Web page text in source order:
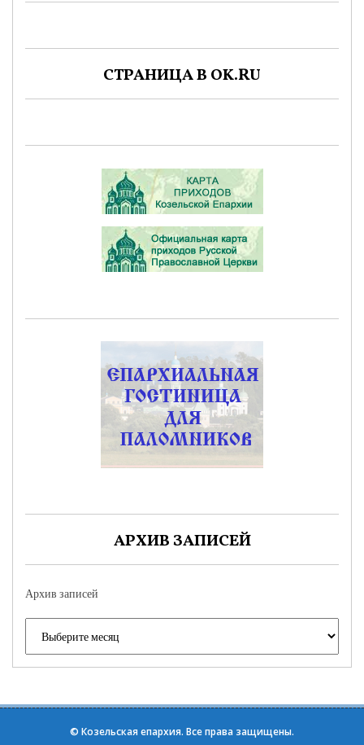
СТРАНИЦА В OK.RU
АРХИВ ЗАПИСЕЙ
Архив записей
© Козельская епархия. Все права защищены.